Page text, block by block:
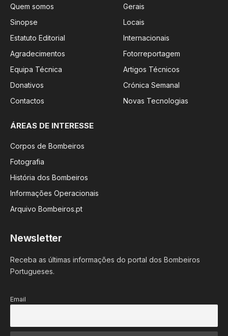
Quem somos
Sinopse
Estatuto Editorial
Agradecimentos
Equipa Técnica
Donativos
Contactos
Gerais
Locais
Internacionais
Fotorreportagem
Artigos Técnicos
Crónica Semanal
Novas Tecnologias
ÁREAS DE INTERESSE
Corpos de Bombeiros
Fotografia
História dos Bombeiros
Informações Operacionais
Arquivo Bombeiros.pt
Newsletter
Receba as últimas informações do portal dos Bombeiros
Portugueses.
Email